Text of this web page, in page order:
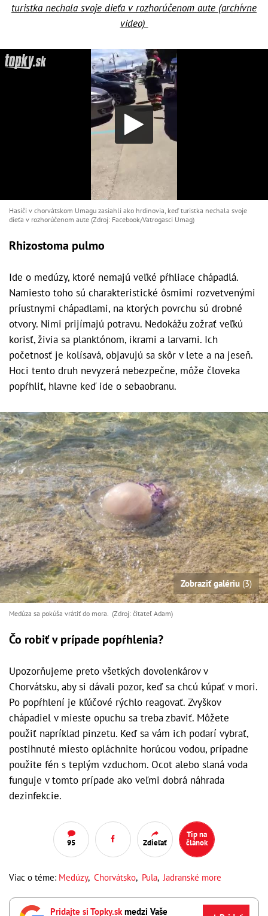
turistka nechala svoje dieťa v rozhorúčenom aute (archívne
video)
Hasiči v chorvátskom Umagu zasiahli ako hrdinovia, keď turistka nechala svoje
dieťa v rozhorúčenom aute (Zdroj: Facebook/Vatrogasci Umag)
Rhizostoma pulmo
Ide o medúzy, ktoré nemajú veľké pŕhliace chápadlá.
Namiesto toho sú charakteristické ôsmimi rozvetvenými
príustnymi chápadlami, na ktorých povrchu sú drobné
otvory. Nimi prijímajú potravu. Nedokážu zožrať veľkú
korisť, živia sa planktónom, ikrami a larvami. Ich
početnosť je kolísavá, objavujú sa skôr v lete a na jeseň.
Hoci tento druh nevyzerá nebezpečne, môže človeka
popŕhliť, hlavne keď ide o sebaobranu.
Zobraziť galériu (3)
Medúza sa pokúša vrátiť do mora. (Zdroj: čitateľ Adam)
Čo robiť v prípade popŕhlenia?
Upozorňujeme preto všetkých dovolenkárov v
Chorvátsku, aby si dávali pozor, keď sa chcú kúpať v mori.
Po popŕhlení je kľúčové rýchlo reagovať. Zvyškov
chápadiel v mieste opuchu sa treba zbaviť. Môžete
použiť napríklad pinzetu. Keď sa vám ich podarí vybrať,
postihnuté miesto opláchnite horúcou vodou, prípadne
použite fén s teplým vzduchom. Ocot alebo slaná voda
funguje v tomto prípade ako veľmi dobrá náhrada
dezinfekcie.
95 Zdieľať
Tip na
článok
Viac o téme: Medúzy, Chorvátsko, Pula,Jadranské more
Pridajte si Topky.skmedzi Vaše